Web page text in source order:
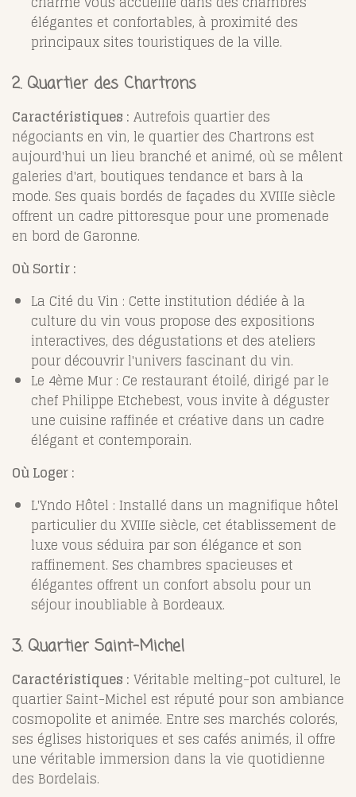
élégantes et confortables, à proximité des
principaux sites touristiques de la ville.
2. Quartier des Chartrons
Caractéristiques : Autrefois quartier des
négociants en vin, le quartier des Chartrons est
aujourd'hui un lieu branché et animé, où se mêlent
galeries d'art, boutiques tendance et bars à la
mode. Ses quais bordés de façades du XVIIIe siècle
offrent un cadre pittoresque pour une promenade
en bord de Garonne.
Où Sortir :
La Cité du Vin : Cette institution dédiée à la
culture du vin vous propose des expositions
interactives, des dégustations et des ateliers
pour découvrir l'univers fascinant du vin.
Le 4ème Mur : Ce restaurant étoilé, dirigé par le
chef Philippe Etchebest, vous invite à déguster
une cuisine raffinée et créative dans un cadre
élégant et contemporain.
Où Loger :
L'Yndo Hôtel : Installé dans un magnifique hôtel
particulier du XVIIIe siècle, cet établissement de
luxe vous séduira par son élégance et son
raffinement. Ses chambres spacieuses et
élégantes offrent un confort absolu pour un
séjour inoubliable à Bordeaux.
3. Quartier Saint-Michel
Caractéristiques : Véritable melting-pot culturel, le
quartier Saint-Michel est réputé pour son ambiance
cosmopolite et animée. Entre ses marchés colorés,
ses églises historiques et ses cafés animés, il offre
une véritable immersion dans la vie quotidienne
des Bordelais.